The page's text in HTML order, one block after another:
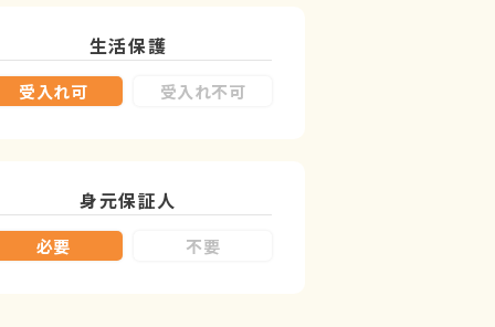
生活保護
受入れ可 受入れ不可
身元保証人
必要 不要